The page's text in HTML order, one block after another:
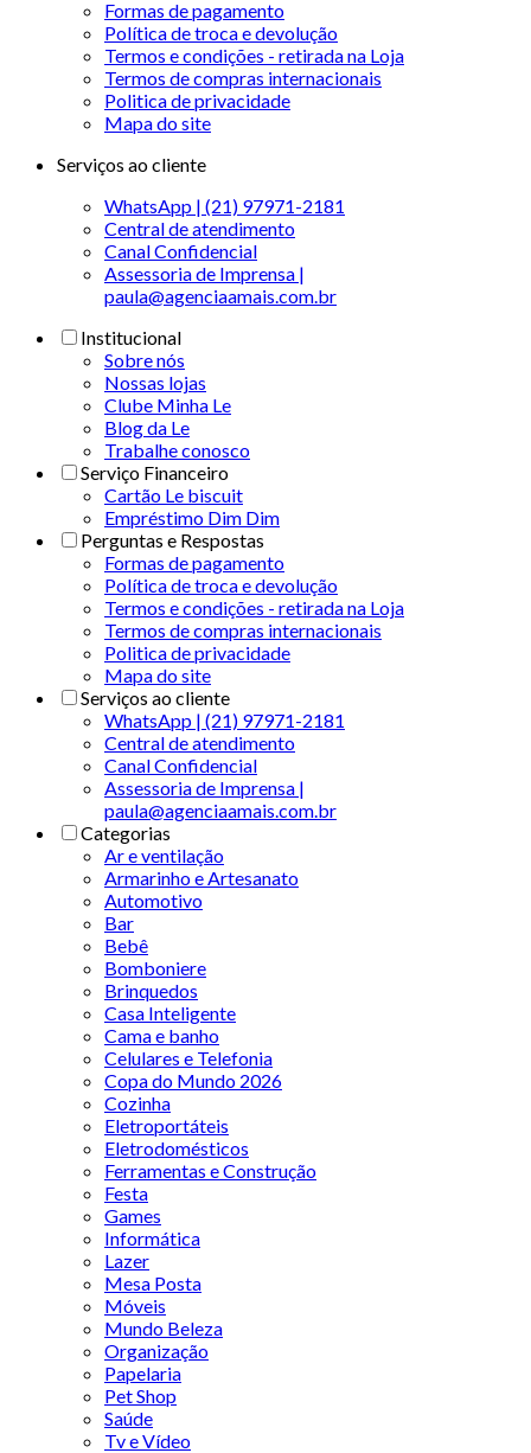
Formas de pagamento
Política de troca e devolução
Termos e condições - retirada na Loja
Termos de compras internacionais
Politica de privacidade
Mapa do site
Serviços ao cliente
WhatsApp | (21) 97971-2181
Central de atendimento
Canal Confidencial
Assessoria de Imprensa |
paula@agenciaamais.com.br
Institucional
Sobre nós
Nossas lojas
Clube Minha Le
Blog da Le
Trabalhe conosco
Serviço Financeiro
Cartão Le biscuit
Empréstimo Dim Dim
Perguntas e Respostas
Formas de pagamento
Política de troca e devolução
Termos e condições - retirada na Loja
Termos de compras internacionais
Politica de privacidade
Mapa do site
Serviços ao cliente
WhatsApp | (21) 97971-2181
Central de atendimento
Canal Confidencial
Assessoria de Imprensa |
paula@agenciaamais.com.br
Categorias
Ar e ventilação
Armarinho e Artesanato
Automotivo
Bar
Bebê
Bomboniere
Brinquedos
Casa Inteligente
Cama e banho
Celulares e Telefonia
Copa do Mundo 2026
Cozinha
Eletroportáteis
Eletrodomésticos
Ferramentas e Construção
Festa
Games
Informática
Lazer
Mesa Posta
Móveis
Mundo Beleza
Organização
Papelaria
Pet Shop
Saúde
Tv e Vídeo